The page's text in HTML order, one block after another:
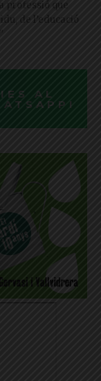
professió que
de l’educació
AL